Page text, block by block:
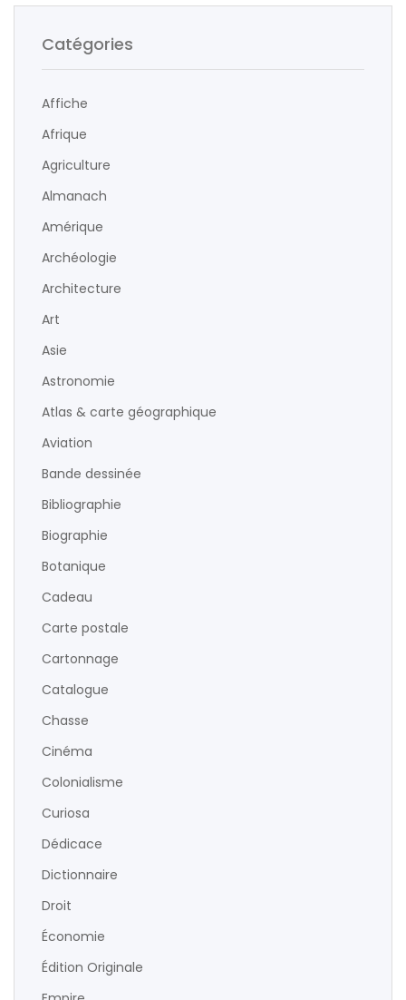
Catégories
Affiche
Afrique
Agriculture
Almanach
Amérique
Archéologie
Architecture
Art
Asie
Astronomie
Atlas & carte géographique
Aviation
Bande dessinée
Bibliographie
Biographie
Botanique
Cadeau
Carte postale
Cartonnage
Catalogue
Chasse
Cinéma
Colonialisme
Curiosa
Dédicace
Dictionnaire
Droit
Économie
Édition Originale